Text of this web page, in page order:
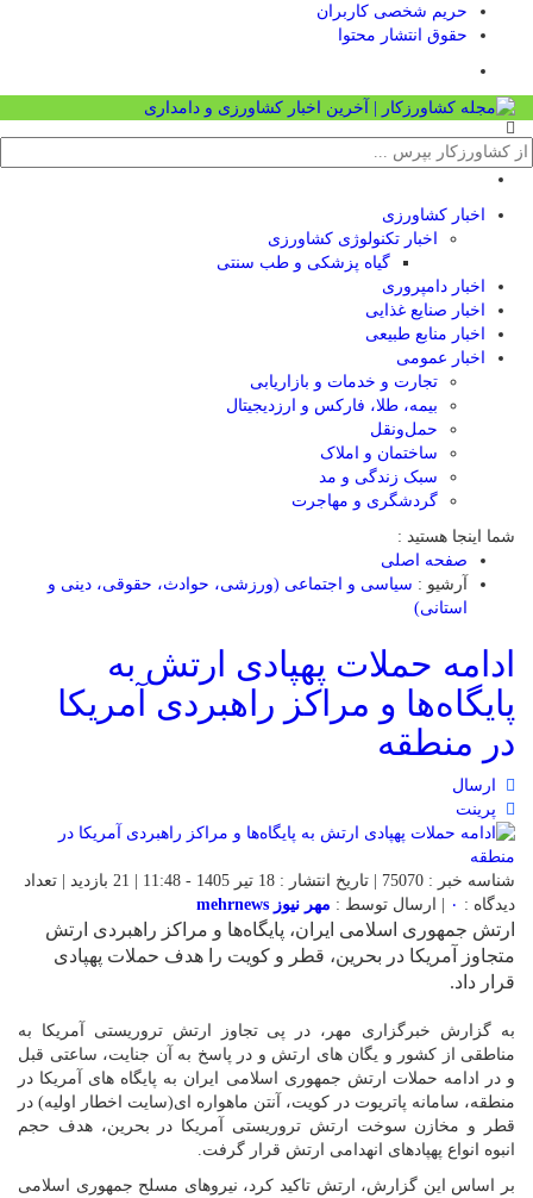
حریم شخصی کاربران
حقوق انتشار محتوا
اخبار کشاورزی
اخبار تکنولوژی کشاورزی
گیاه پزشکی و طب سنتی
اخبار دامپروری
اخبار صنایع غذایی
اخبار منابع طبیعی
اخبار عمومی
تجارت و خدمات و بازاریابی
بیمه، طلا، فارکس و ارزدیجیتال
حمل‌و‌نقل
ساختمان و املاک
سبک زندگی و مد
گردشگری و مهاجرت
شما اینجا هستید :
صفحه اصلی
آرشیو : سیاسی و اجتماعی (ورزشی، حوادث، حقوقی، دینی و
استانی)
ادامه حملات پهپادی ارتش به
پایگاه‌ها و مراکز راهبردی آمریکا
در منطقه
ارسال
پرینت
شناسه خبر : 75070 | تاریخ انتشار : 18 تیر 1405 - 11:48 | 21 بازدید | تعداد
دیدگاه : ۰ | ارسال توسط : مهر نیوز mehrnews
ارتش جمهوری اسلامی ایران، پایگاه‌ها و مراکز راهبردی ارتش
متجاوز آمریکا در بحرین، قطر و کویت را هدف حملات پهپادی
قرار داد.
به گزارش خبرگزاری مهر، در پی تجاوز ارتش تروریستی آمریکا به
مناطقی از کشور و یگان های ارتش و در پاسخ به آن جنایت، ساعتی قبل
و در ادامه حملات ارتش جمهوری اسلامی ایران به پایگاه های آمریکا در
منطقه، سامانه پاتریوت در کویت، آنتن ماهواره ای(سایت اخطار اولیه) در
قطر و مخازن سوخت ارتش تروریستی آمریکا در بحرین، هدف حجم
انبوه انواع پهپادهای انهدامی ارتش قرار گرفت.
بر اساس این گزارش، ارتش تاکید کرد، نیروهای مسلح جمهوری اسلامی